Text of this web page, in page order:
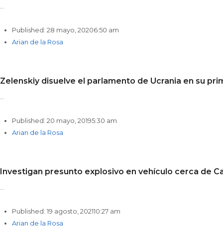
Published: 28 mayo, 20206:50 am
Author
Arian de la Rosa
Zelenskiy disuelve el parlamento de Ucrania en su
Published: 20 mayo, 20195:30 am
Author
Arian de la Rosa
Investigan presunto explosivo en vehículo cerca de
Published: 19 agosto, 202110:27 am
Author
Arian de la Rosa